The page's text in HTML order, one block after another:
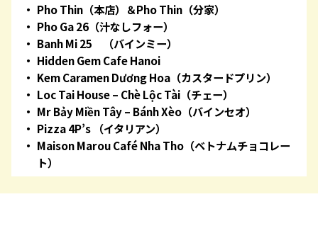
Pho Thin（本店）＆Pho Thin（分家）
Pho Ga 26（汁なしフォー）
Banh Mi 25 （バインミー）
Hidden Gem Cafe Hanoi
Kem Caramen Dương Hoa（カスタードプリン）
Loc Tai House – Chè Lộc Tài（チェー）
Mr Bảy Miền Tây – Bánh Xèo（バインセオ）
Pizza 4P’s （イタリアン）
Maison Marou Café Nha Tho（ベトナムチョコレー
ト）